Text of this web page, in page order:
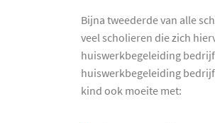
Bijna tweederde van alle
veel scholieren die zich
huiswerkbegeleiding
huiswerkbegeleiding
kind ook moeite met: